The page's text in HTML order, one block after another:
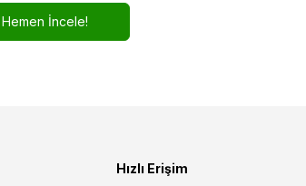
Hemen İncele!
Hızlı Erişim